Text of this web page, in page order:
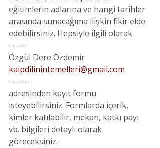
eğitimlerin adlarına ve hangi tarihler
arasında sunacağıma ilişkin fikir elde
edebilirsiniz. Hepsiyle ilgili olarak
------
Özgül Dere Özdemir
kalpdilinintemelleri@gmail.com
-------
adresinden kayıt formu
isteyebilirsiniz. Formlarda içerik,
kimler katılabilir, mekan, katkı payı
vb. bilgileri detaylı olarak
göreceksiniz.